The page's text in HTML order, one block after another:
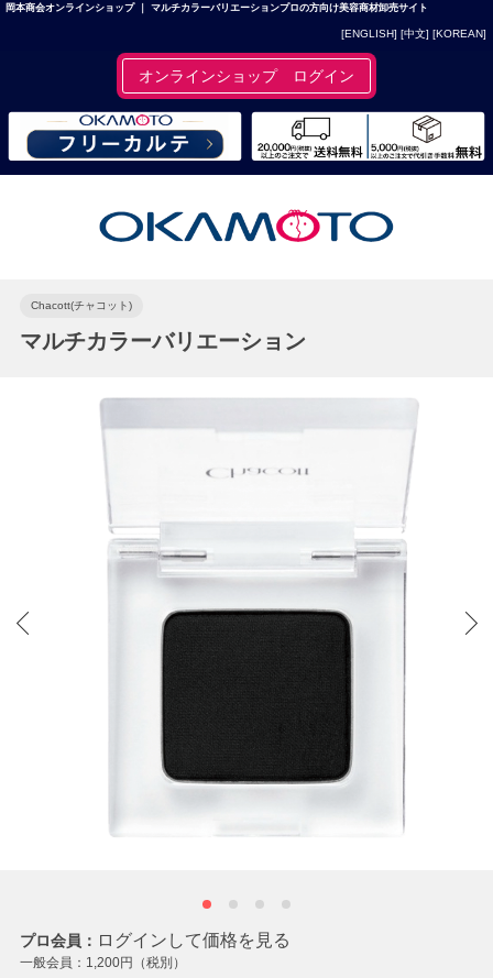
岡本商会オンラインショップ ｜ マルチカラーバリエーションプロの方向け美容商材卸売サイト
[ENGLISH] [中文] [KOREAN]
オンラインショップ ログイン
Chacott(チャコット)
マルチカラーバリエーション
プロ会員： ログインして価格を見る
一般会員： 1,200円（税別）